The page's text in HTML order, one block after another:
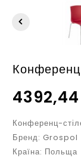
4392,44
Конференц-
Бренд: Grospol
Країна: Польща